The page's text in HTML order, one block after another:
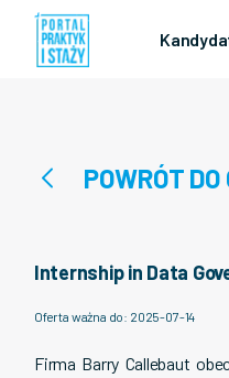
POWRÓT DO
Internship in Data
Oferta ważna do: 2025-07-14
Firma Barry Callebaut